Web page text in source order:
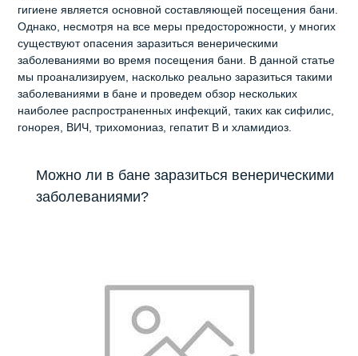
гигиене является основной составляющей посещения бани.
Однако, несмотря на все меры предосторожности, у многих
существуют опасения заразиться венерическими
заболеваниями во время посещения бани. В данной статье
мы проанализируем, насколько реально заразиться такими
заболеваниями в бане и проведем обзор нескольких
наиболее распространенных инфекций, таких как сифилис,
гонорея, ВИЧ, трихомониаз, гепатит В и хламидиоз.
Можно ли в бане заразиться венерическими
заболеваниями?